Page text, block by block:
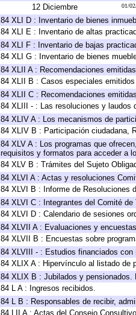
12 Diciembre 01/
84 XLI D : Inventario de bienes
84 XLI E : Inventario de altas
84 XLI F : Inventario de bajas
84 XLI G : Inventario de bienes
84 XLII A : Recomendaciones
84 XLII B : Casos especiales
84 XLII C : Recomendaciones
84 XLIII - : Las resoluciones y laudos
84 XLIV A : Los mecanismos de
84 XLIV B : Participación ciudadana,
84 XLV A : Los programas que
requisitos y formatos para acceder a
84 XLV B : Trámites del Sujeto
84 XLVI A : Actas y resoluciones
84 XLVI B : Informe de Resoluciones
84 XLVI C : Integrantes del Comité de
84 XLVI D : Calendario de sesiones
84 XLVII A : Evaluaciones y
84 XLVII B : Encuestas sobre
84 XLVIII - : Estudios financiados con
84 XLIX A : Hipervínculo al listado de
84 XLIX B : Jubilados y pensionados.
84 L A : Ingresos recibidos.
84 L B : Responsables de recibir,
84 LII A : Actas del Consejo Consultivo.